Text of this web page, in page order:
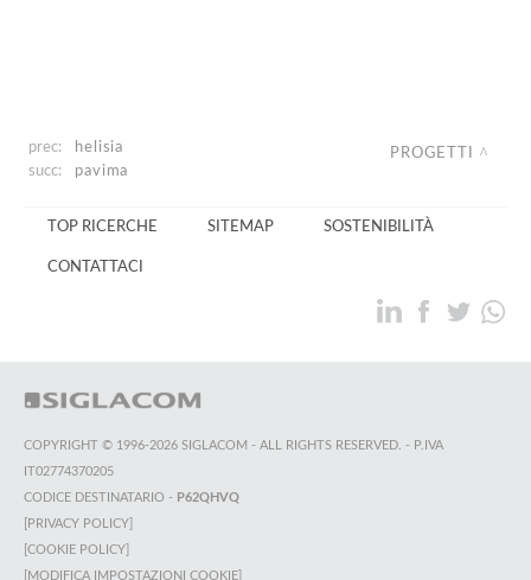
prec:
helisia
succ:
pavima
PROGETTI
TOP RICERCHE SITEMAP SOSTENIBILITÀ
CONTATTACI
COPYRIGHT © 1996-2026 SIGLACOM - ALL RIGHTS RESERVED. - P.IVA
IT02774370205
CODICE DESTINATARIO - P62QHVQ
[PRIVACY POLICY]
[COOKIE POLICY]
[MODIFICA IMPOSTAZIONI COOKIE]